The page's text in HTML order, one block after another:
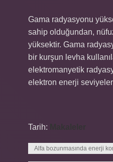
Gama radyasyonu
sahip olduğundan,
yüksektir. Gama
bir kurşun levha
elektromanyetik
elektron enerji
Tarih:
Alfa bozunmasında enerji